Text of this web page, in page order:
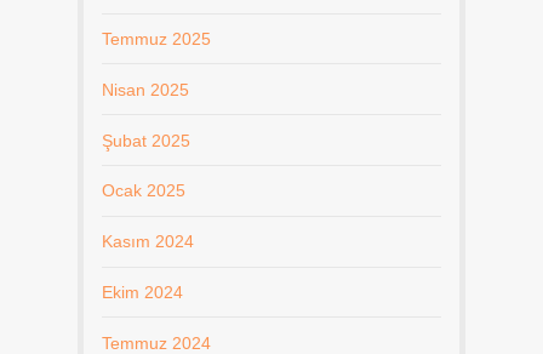
Temmuz 2025
Nisan 2025
Şubat 2025
Ocak 2025
Kasım 2024
Ekim 2024
Temmuz 2024